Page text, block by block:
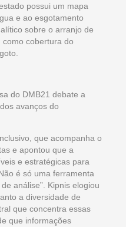
possui um mapa
e ao esgotamento
sobre o arranjo de
cobertura do
que acompanha o
e apontou que a
e estratégicas para
é só uma ferramenta
análise”. Kipnis elogiou
a diversidade de
que concentra essas
que informações